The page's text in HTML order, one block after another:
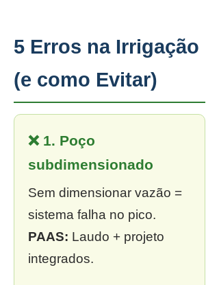
5 Erros na Irrigação
(e como Evitar)
❌ 1. Poço
subdimensionado
Sem dimensionar vazão =
sistema falha no pico.
PAAS: Laudo + projeto
integrados.